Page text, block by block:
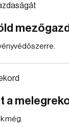
a
még.